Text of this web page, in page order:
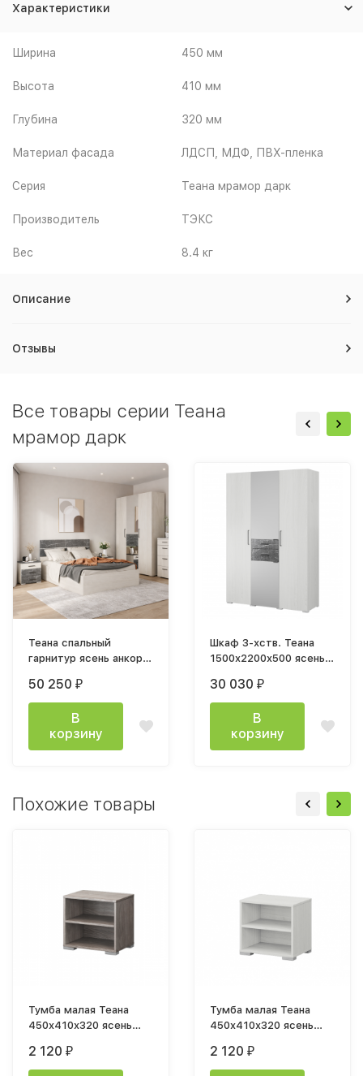
Характеристики
Ширина 450 мм
Высота 410 мм
Глубина 320 мм
Материал фасада ЛДСП, МДФ, ПВХ-пленка
Серия Теана мрамор дарк
Производитель ТЭКС
Вес 8.4 кг
Описание
Отзывы
Все товары серии Теана
мрамор дарк
Теана спальный
гарнитур ясень анкор
дарк
50 250 ₽
В
корзину
Шкаф 3-хств. Теана
1500x2200x500 ясень
мрамор дарк
30 030 ₽
В
корзину
Похожие товары
Тумба малая Теана
450x410x320 ясень
2 120 ₽
Тумба малая Теана
450x410x320 ясень
2 120 ₽